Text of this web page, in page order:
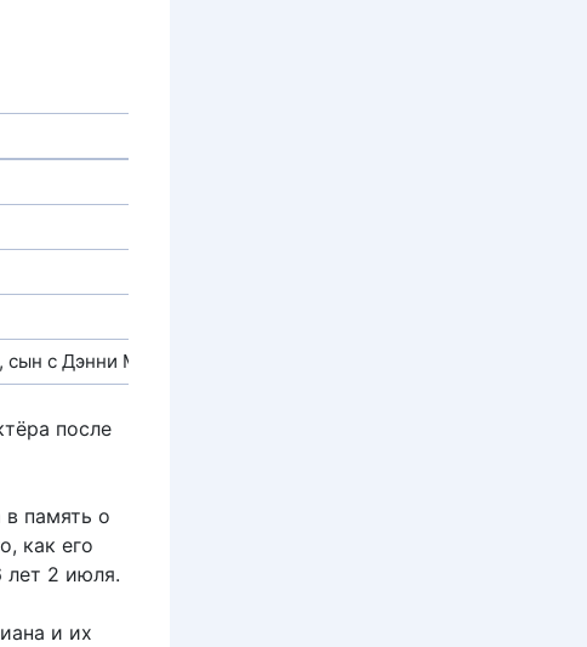
с Дэнни Миногу
после
память о
как его
лет 2 июля.
и их